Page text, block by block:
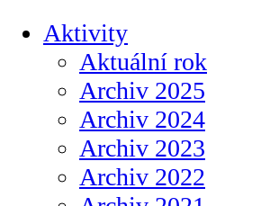
Aktivity
Aktuální rok
Archiv 2025
Archiv 2024
Archiv 2023
Archiv 2022